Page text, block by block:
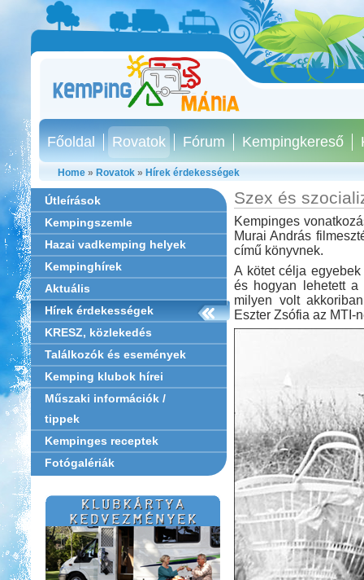
Főoldal Rovatok Fórum Kempingkereső
Home » Rovatok » Hírek érdekességek
Útleírások
Kempingszemle
Hazai vadkemping helyek
Kempinghírek
Aktuális
Hírek érdekességek
KRESZ, közlekedés
Találkozók és események
Kemping klubok hírei
Műszaki információk /
tippek
Kempinges receptek
Fotógalériák
Szex és
Kempinges
Murai András
című könyvnek.
A kötet célja
és hogyan lehetett a
milyen volt
Eszter Zsófia az MTI-